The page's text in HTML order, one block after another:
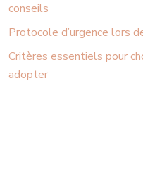
conseils
Protocole d’urgence lors
Critères essentiels pour
adopter